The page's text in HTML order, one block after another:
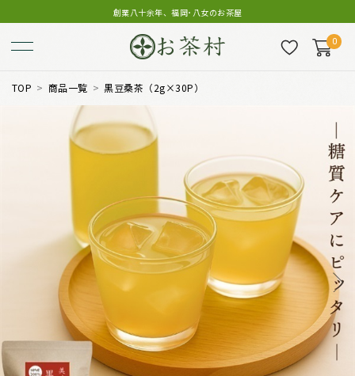
創業八十余年、福岡･八女のお茶屋
0
TOP 商品一覧 黒豆桑茶（2g×30P）